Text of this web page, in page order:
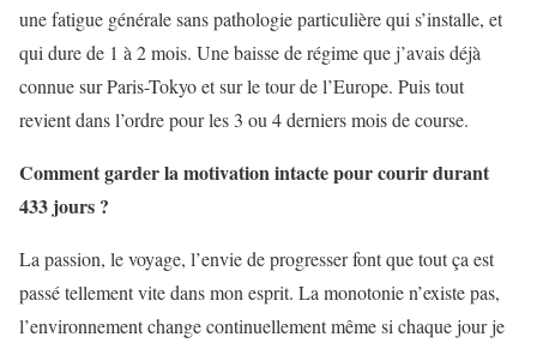
une fatigue générale sans pathologie particulière qui s’installe, et
qui dure de 1 à 2 mois. Une baisse de régime que j’avais déjà
connue sur Paris-Tokyo et sur le tour de l’Europe. Puis tout
revient dans l’ordre pour les 3 ou 4 derniers mois de course.
Comment garder la motivation intacte pour courir durant
433 jours ?
La passion, le voyage, l’envie de progresser font que tout ça est
passé tellement vite dans mon esprit. La monotonie n’existe pas,
l’environnement change continuellement même si chaque jour je